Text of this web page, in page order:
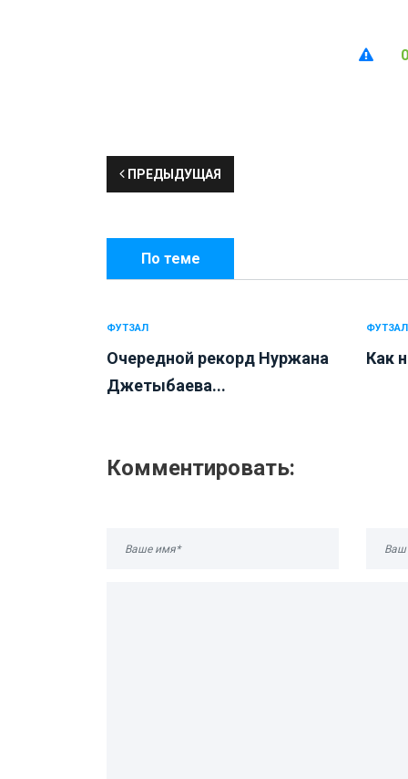
0
ПРЕДЫДУЩАЯ
По теме
ФУТЗАЛ
Очередной рекорд Нуржана
Джетыбаева...
ФУТЗАЛ
Как
Комментировать: